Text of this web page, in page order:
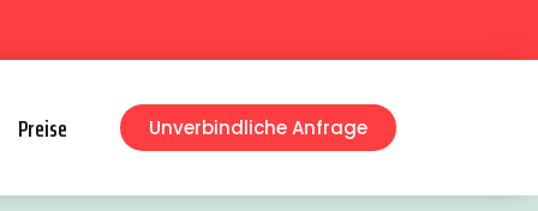
Preise Unverbindliche Anfrage